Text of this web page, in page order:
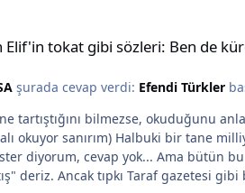
Elif'in tokat gibi sözleri: Ben de
şurada cevap verdi: Efendi Türkler
bilmezse, okuduğunu anlamak yerine bazı
göster diyorum, cevap yok Bana bir tane, beni suçladığın anlamda "bir ırkı başka bir ırktan üstün gördüğüm"
sonra şunu diyebiliyor ise: Adama, "kardeşim yazılanları oku, ne bahsettiğimizi bir anla, farkı öğren ondan
şimdiden tahmin edebilirsiniz. Taktiri okuyucuya bırakıyor ve bu tartışmayı